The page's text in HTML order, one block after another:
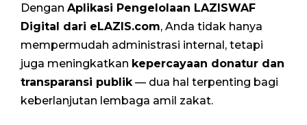
Dengan Aplikasi Pengelolaan LAZISWAF
Digital dari eLAZIS.com, Anda tidak hanya
mempermudah administrasi internal, tetapi
juga meningkatkan kepercayaan donatur dan
transparansi publik — dua hal terpenting bagi
keberlanjutan lembaga amil zakat.